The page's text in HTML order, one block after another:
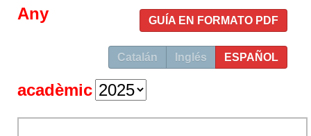
GUÍA EN FORMATO PDF
Catalán Inglés ESPAÑOL
Any
acadèmic